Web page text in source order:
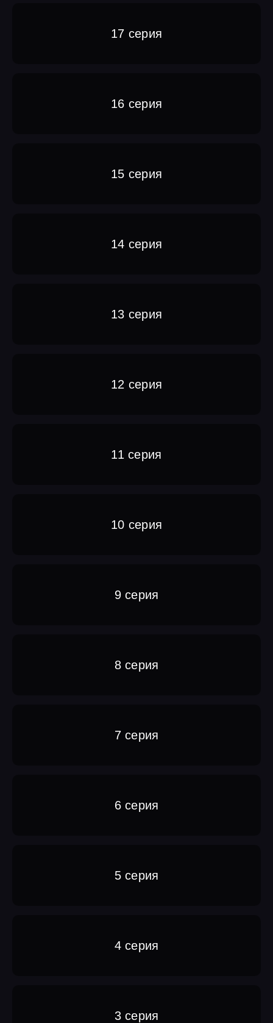
17 серия
16 серия
15 серия
14 серия
13 серия
12 серия
11 серия
10 серия
9 серия
8 серия
7 серия
6 серия
5 серия
4 серия
3 серия